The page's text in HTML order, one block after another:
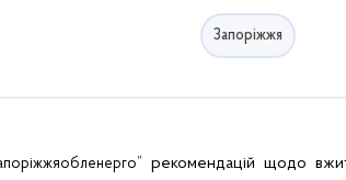
Запоріжжя
рекомендаційщодо